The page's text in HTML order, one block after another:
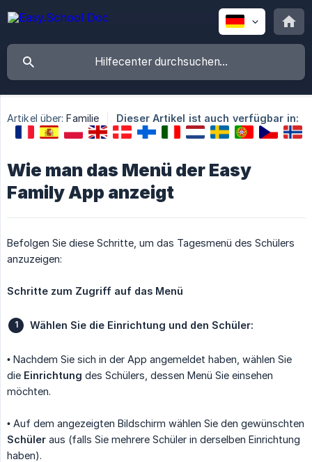
Artikel über: Familie Dieser Artikel ist auch verfügbar in:
Wie man das Menü der Easy
Family App anzeigt
Befolgen Sie diese Schritte, um das Tagesmenü des Schülers
anzuzeigen:
Schritte zum Zugriff auf das Menü
Wählen Sie die Einrichtung und den Schüler:
• Nachdem Sie sich in der App angemeldet haben, wählen Sie
die Einrichtung des Schülers, dessen Menü Sie einsehen
möchten.
• Auf dem angezeigten Bildschirm wählen Sie den gewünschten
Schüler aus (falls Sie mehrere Schüler in derselben Einrichtung
haben).